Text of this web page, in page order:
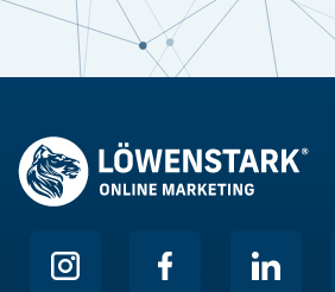
Anti-Roboter-Verifizierung
Hier klicken